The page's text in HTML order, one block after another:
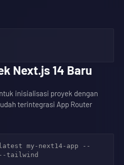
Next.js 14 Baru
inisialisasi proyek dengan
terintegrasi App Router
my-next14-app --
tailwind